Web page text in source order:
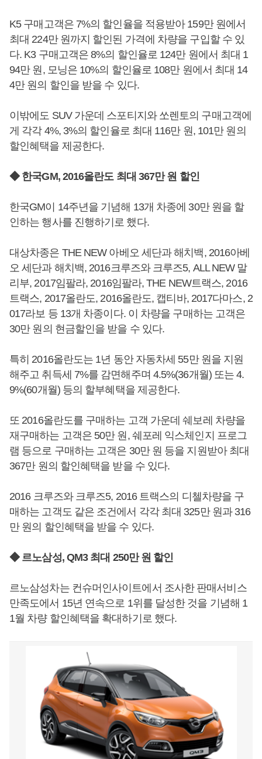
K5 구매고객은 7%의 할인율을 적용받아 159만 원에서
최대 224만 원까지 할인된 가격에 차량을 구입할 수 있
다. K3 구매고객은 8%의 할인율로 124만 원에서 최대 1
94만 원, 모닝은 10%의 할인율로 108만 원에서 최대 14
4만 원의 할인을 받을 수 있다.
이밖에도 SUV 가운데 스포티지와 쏘렌토의 구매고객에
게 각각 4%, 3%의 할인율로 최대 116만 원, 101만 원의
할인혜택을 제공한다.
◆ 한국GM, 2016올란도 최대 367만 원 할인
한국GM이 14주년을 기념해 13개 차종에 30만 원을 할
인하는 행사를 진행하기로 했다.
대상차종은 THE NEW 아베오 세단과 해치백, 2016아베
오 세단과 해치백, 2016크루즈와 크루즈5, ALL NEW 말
리부, 2017임팔라, 2016임팔라, THE NEW트랙스, 2016
트랙스, 2017올란도, 2016올란도, 캡티바, 2017다마스, 2
017라보 등 13개 차종이다. 이 차량을 구매하는 고객은
30만 원의 현금할인을 받을 수 있다.
특히 2016올란도는 1년 동안 자동차세 55만 원을 지원
해주고 취득세 7%를 감면해주며 4.5%(36개월) 또는 4.
9%(60개월) 등의 할부혜택을 제공한다.
또 2016올란도를 구매하는 고객 가운데 쉐보레 차량을
재구매하는 고객은 50만 원, 쉐포레 익스체인지 프로그
램 등으로 구매하는 고객은 30만 원 등을 지원받아 최대
367만 원의 할인혜택을 받을 수 있다.
2016 크루즈와 크루즈5, 2016 트랙스의 디첼차량을 구
매하는 고객도 같은 조건에서 각각 최대 325만 원과 316
만 원의 할인혜택을 받을 수 있다.
◆ 르노삼성, QM3 최대 250만 원 할인
르노삼성차는 컨슈머인사이트에서 조사한 판매서비스
만족도에서 15년 연속으로 1위를 달성한 것을 기념해 1
1월 차량 할인혜택을 확대하기로 했다.